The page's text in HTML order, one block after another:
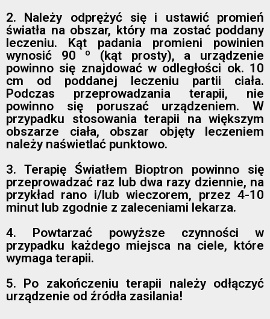
2. Należy odprężyć się i ustawić promień
światła na obszar, który ma zostać poddany
leczeniu. Kąt padania promieni powinien
wynosić 90 º (kąt prosty), a urządzenie
powinno się znajdować w odległości ok. 10
cm od poddanej leczeniu partii ciała.
Podczas przeprowadzania terapii, nie
powinno się poruszać urządzeniem. W
przypadku stosowania terapii na większym
obszarze ciała, obszar objęty leczeniem
należy naświetlać punktowo.
3. Terapię Światłem Bioptron powinno się
przeprowadzać raz lub dwa razy dziennie, na
przykład rano i/lub wieczorem, przez 4-10
minut lub zgodnie z zaleceniami lekarza.
4. Powtarzać powyższe czynności w
przypadku każdego miejsca na ciele, które
wymaga terapii.
5. Po zakończeniu terapii należy odłączyć
urządzenie od źródła zasilania!